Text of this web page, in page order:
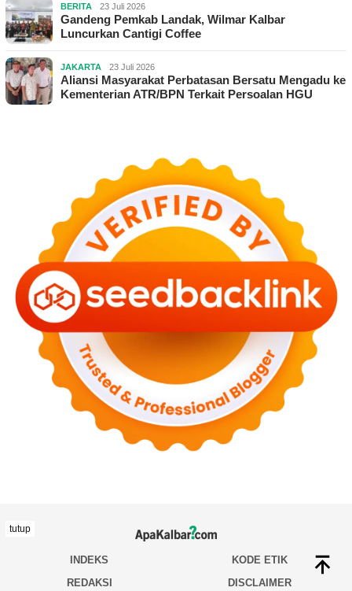
BERITA 23 Juli 2026
Gandeng Pemkab Landak, Wilmar Kalbar
Luncurkan Cantigi Coffee
JAKARTA 23 Juli 2026
Aliansi Masyarakat Perbatasan Bersatu Mengadu ke
Kementerian ATR/BPN Terkait Persoalan HGU
INDEKS
KODE ETIK
REDAKSI
DISCLAIMER
tutup